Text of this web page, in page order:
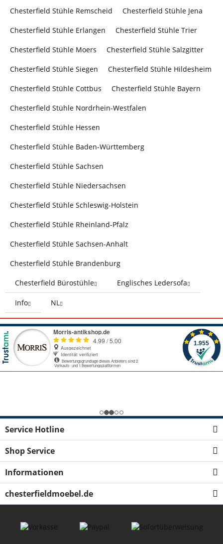
Chesterfield Stühle Remscheid Chesterfield Stühle Jena
Chesterfield Stühle Erlangen Chesterfield Stühle Trier
Chesterfield Stühle Moers Chesterfield Stühle Salzgitter
Chesterfield Stühle Siegen Chesterfield Stühle Hildesheim
Chesterfield Stühle Cottbus Chesterfield Stühle Bayern
Chesterfield Stühle Nordrhein-Westfalen
Chesterfield Stühle Hessen
Chesterfield Stühle Baden-Württemberg
Chesterfield Stühle Sachsen
Chesterfield Stühle Niedersachsen
Chesterfield Stühle Schleswig-Holstein
Chesterfield Stühle Rheinland-Pfalz
Chesterfield Stühle Sachsen-Anhalt
Chesterfield Stühle Brandenburg
Chesterfield Bürostühle Englisches Ledersofa
Info NL
Service Hotline
Shop Service
Informationen
chesterfieldmoebel.de